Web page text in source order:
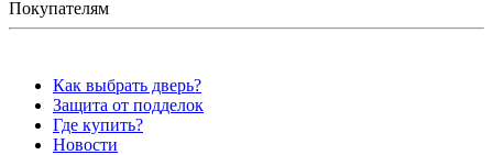
Покупателям
Как выбрать дверь?
Защита от подделок
Где купить?
Новости